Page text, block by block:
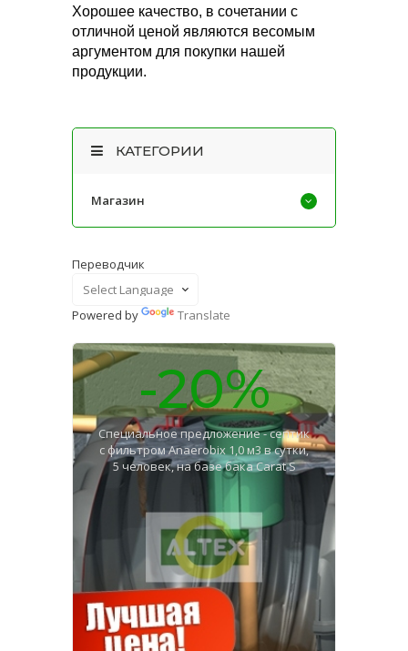
Хорошее качество, в сочетании с
отличной ценой являются весомым
аргументом для покупки нашей
продукции.
КАТЕГОРИИ
Магазин
Переводчик
Powered by Translate
-20%
Специальное предложение - септик
с фильтром Anaerobix 1,0 м3 в сутки,
5 человек, на базе бака Carat S